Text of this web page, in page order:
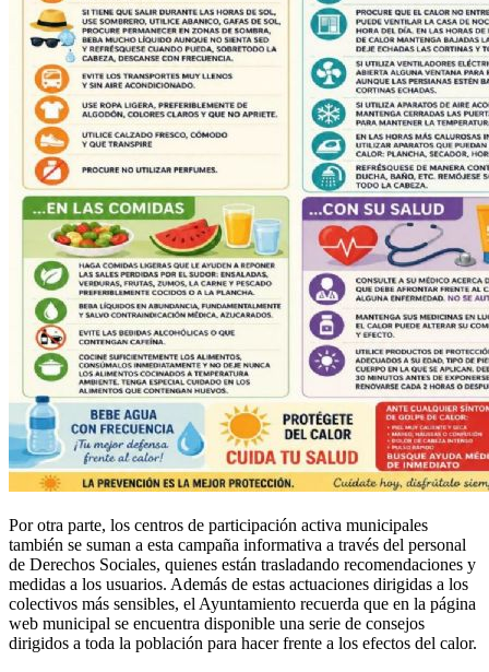
Por otra parte, los centros de participación activa municipales
también se suman a esta campaña informativa a través del personal
de Derechos Sociales, quienes están trasladando recomendaciones y
medidas a los usuarios. Además de estas actuaciones dirigidas a los
colectivos más sensibles, el Ayuntamiento recuerda que en la página
web municipal se encuentra disponible una serie de consejos
dirigidos a toda la población para hacer frente a los efectos del calor.